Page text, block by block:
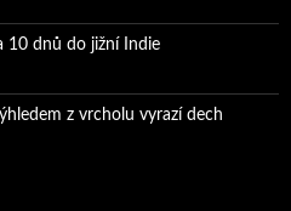
10 dnů do jižní Indie
z vrcholu vyrazí dech